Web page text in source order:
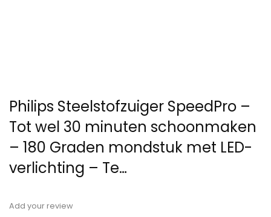
Philips Steelstofzuiger SpeedPro –
Tot wel 30 minuten schoonmaken
– 180 Graden mondstuk met LED-
verlichting – Te…
Add your review